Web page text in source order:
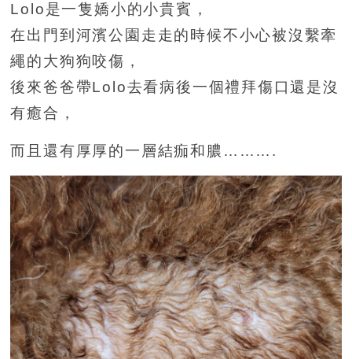
Lolo是一隻嬌小的小貴賓，
在出門到河濱公園走走的時候不小心被沒繫牽
繩的大狗狗咬傷，
後來爸爸帶Lolo去看病後一個禮拜傷口還是沒
有癒合，
而且還有厚厚的一層結痂和膿……….